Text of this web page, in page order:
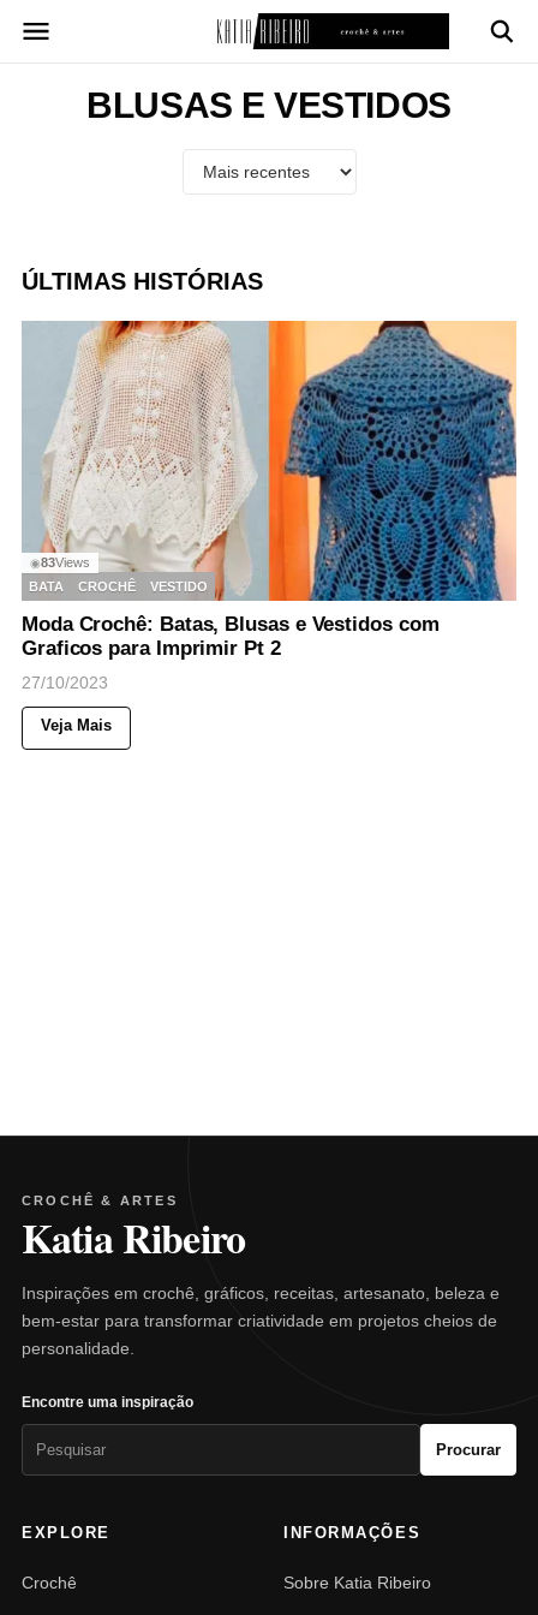
para
BLUSAS E VESTIDOS
ÚLTIMAS HISTÓRIAS
◉83Views
BATA
CROCHÊ VESTIDO
Moda Crochê: Batas, Blusas e Vestidos com
Graficos para Imprimir Pt 2
27/10/2023
Veja Mais
CROCHÊ & ARTES
Katia Ribeiro
Inspirações em crochê, gráficos, receitas, artesanato, beleza e
bem-estar para transformar criatividade em projetos cheios de
personalidade.
Encontre uma inspiração
Procurar
EXPLORE
Crochê
INFORMAÇÕES
Sobre Katia Ribeiro